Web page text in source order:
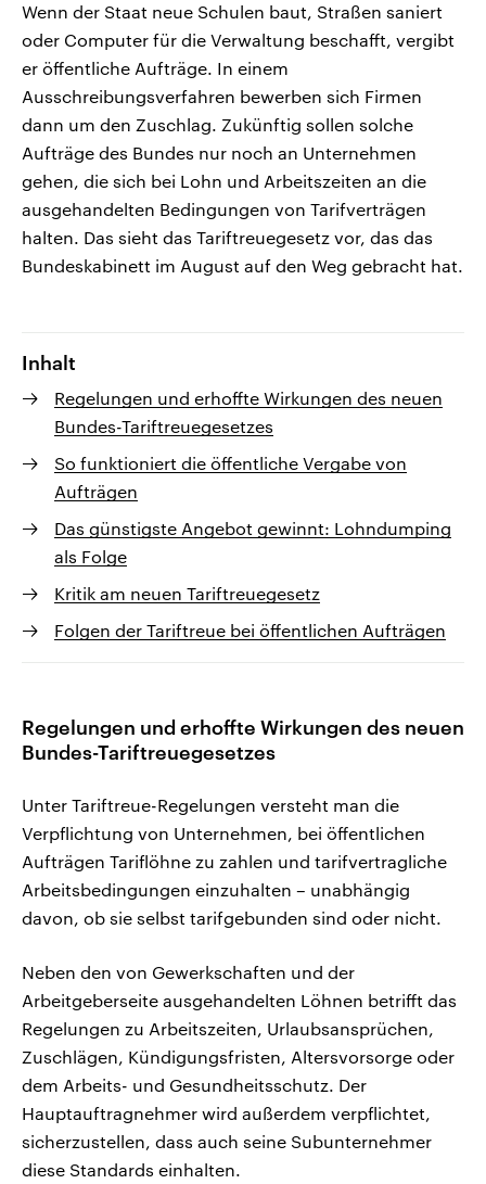
Wenn der Staat neue Schulen baut, Straßen saniert
oder Computer für die Verwaltung beschafft, vergibt
er öffentliche Aufträge. In einem
Ausschreibungsverfahren bewerben sich Firmen
dann um den Zuschlag. Zukünftig sollen solche
Aufträge des Bundes nur noch an Unternehmen
gehen, die sich bei Lohn und Arbeitszeiten an die
ausgehandelten Bedingungen von Tarifverträgen
halten. Das sieht das Tariftreuegesetz vor, das das
Bundeskabinett im August auf den Weg gebracht hat.
Inhalt
Regelungen und erhoffte Wirkungen des neuen
Bundes-Tariftreuegesetzes
So funktioniert die öffentliche Vergabe von
Aufträgen
Das günstigste Angebot gewinnt: Lohndumping
als Folge
Kritik am neuen Tariftreuegesetz
Folgen der Tariftreue bei öffentlichen Aufträgen
Regelungen und erhoffte Wirkungen des neuen
Bundes-Tariftreuegesetzes
Unter Tariftreue-Regelungen versteht man die
Verpflichtung von Unternehmen, bei öffentlichen
Aufträgen Tariflöhne zu zahlen und tarifvertragliche
Arbeitsbedingungen einzuhalten – unabhängig
davon, ob sie selbst tarifgebunden sind oder nicht.
Neben den von Gewerkschaften und der
Arbeitgeberseite ausgehandelten Löhnen betrifft das
Regelungen zu Arbeitszeiten, Urlaubsansprüchen,
Zuschlägen, Kündigungsfristen, Altersvorsorge oder
dem Arbeits- und Gesundheitsschutz. Der
Hauptauftragnehmer wird außerdem verpflichtet,
sicherzustellen, dass auch seine Subunternehmer
diese Standards einhalten.